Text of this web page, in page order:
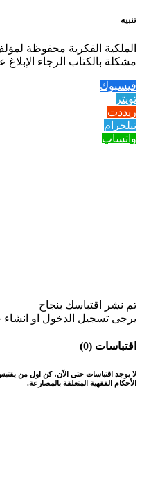
تنبيه
الملكية الفكرية محفوظة
مشكلة بالكتاب الرجاء
فيسبوك
تويتر
ريددت
تيلجرام
واتساب
تم نشر اقتباسك بنجاح
يرجى تسجيل الدخول او
اقتباسات (0)
لا يوجد اقتباسات حتى الآن، كن اول من
الأحكام الفقهية المتعلقة بالمصارعة.